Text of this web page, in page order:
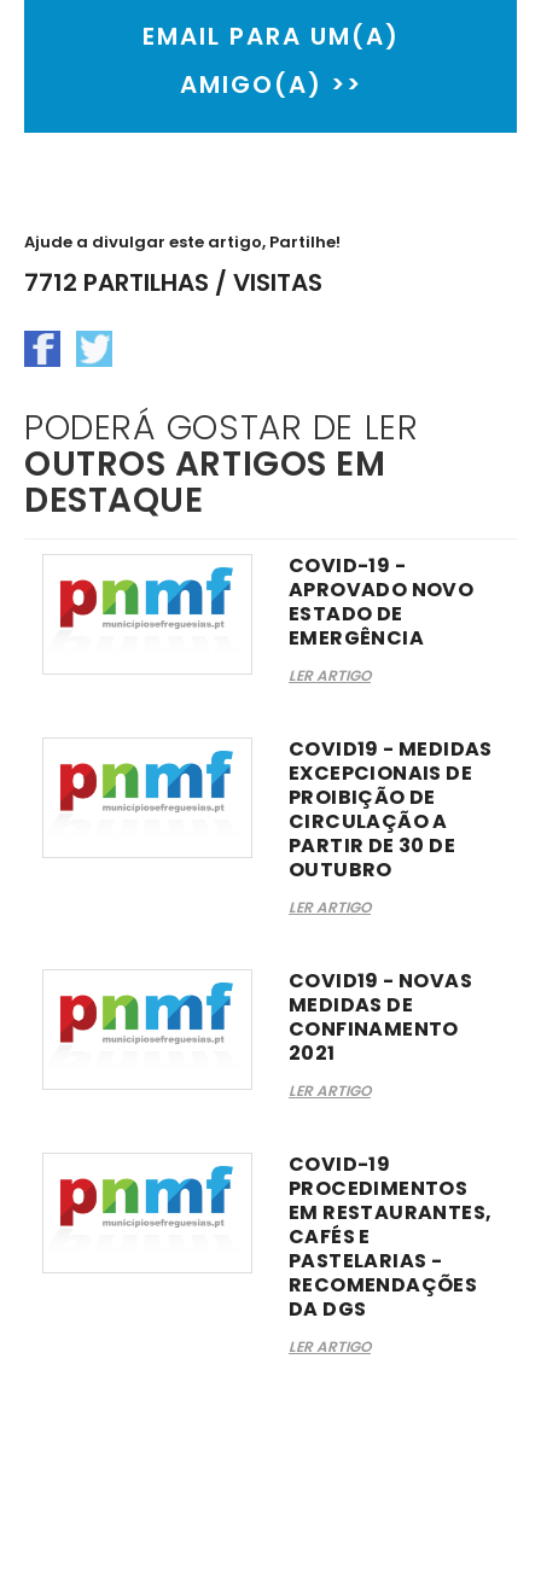
EMAIL PARA UM(A)
AMIGO(A) >>
Ajude a divulgar este artigo, Partilhe!
7712 PARTILHAS / VISITAS
PODERÁ GOSTAR DE LER
OUTROS ARTIGOS EM
DESTAQUE
COVID-19 -
APROVADO NOVO
ESTADO DE
EMERGÊNCIA
LER ARTIGO
COVID19 - MEDIDAS
EXCEPCIONAIS DE
PROIBIÇÃO DE
CIRCULAÇÃO A
PARTIR DE 30 DE
OUTUBRO
LER ARTIGO
COVID19 - NOVAS
MEDIDAS DE
CONFINAMENTO
2021
LER ARTIGO
COVID-19
PROCEDIMENTOS
EM RESTAURANTES,
CAFÉS E
PASTELARIAS -
RECOMENDAÇÕES
DA DGS
LER ARTIGO